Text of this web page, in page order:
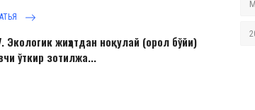
Экологик жиҳатдан ноқулай (орол бўйи)
ўткир зотилжа...